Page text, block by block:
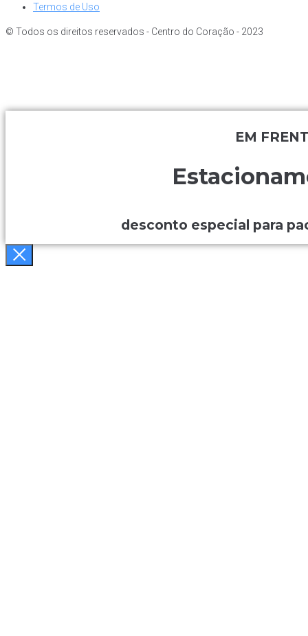
Termos de Uso
© Todos os direitos reservados - Centro do Coração - 2023
EM
desconto especial para